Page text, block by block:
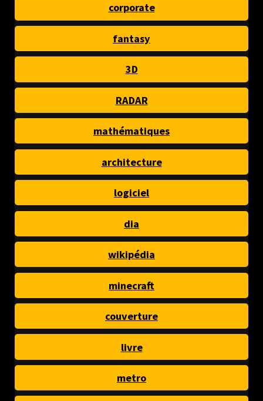
corporate
fantasy
3D
RADAR
mathématiques
architecture
logiciel
dia
wikipédia
minecraft
couverture
livre
metro